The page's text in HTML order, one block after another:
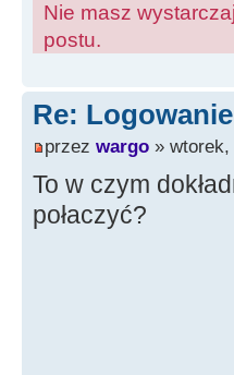
Nie masz
postu.
Re:
przez wargo » wtorek,
To w czym
połaczyć?